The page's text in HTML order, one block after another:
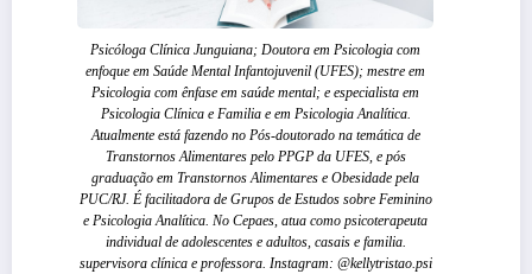
Psicóloga Clínica Junguiana; Doutora em Psicologia com
enfoque em Saúde Mental Infantojuvenil (UFES); mestre em
Psicologia com ênfase em saúde mental; e especialista em
Psicologia Clínica e Familia e em Psicologia Analítica.
Atualmente está fazendo no Pós-doutorado na temática de
Transtornos Alimentares pelo PPGP da UFES, e pós
graduação em Transtornos Alimentares e Obesidade pela
PUC/RJ. É facilitadora de Grupos de Estudos sobre Feminino
e Psicologia Analítica. No Cepaes, atua como psicoterapeuta
individual de adolescentes e adultos, casais e familia.
supervisora clínica e professora. Instagram: @kellytristao.psi